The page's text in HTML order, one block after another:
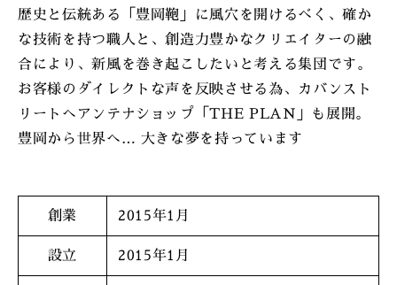
歴史と伝統ある「豊岡鞄」に風穴を開けるべく、確か
な技術を持つ職人と、創造力豊かなクリエイターの融
合により、新風を巻き起こしたいと考える集団です。
お客様のダイレクトな声を反映させる為、カバンスト
リートへアンテナショップ「THE PLAN」も展開。
豊岡から世界へ… 大きな夢を持っています
創業 2015年1月
設立 2015年1月